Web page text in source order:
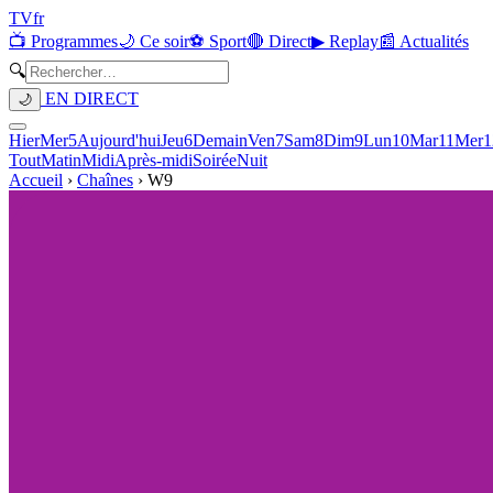
TVfr
📺 Programmes🌙 Ce soir⚽ Sport🔴 Direct▶ Replay📰 Actualités
🔍
🌙 EN DIRECT
HierMer5Aujourd'huiJeu6DemainVen7Sam8Dim9Lun10Mar11Mer
ToutMatinMidiAprès-midiSoiréeNuit
Accueil › Chaînes › W9